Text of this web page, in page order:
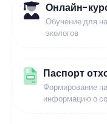
Онлайн-
Обучение для
экологов
Паспорт
Формирование
информацию о